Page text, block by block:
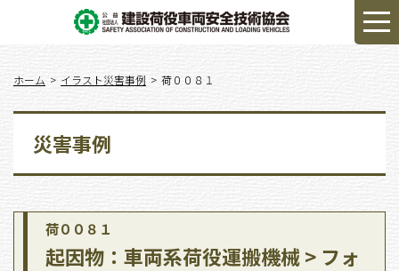
ホーム イラスト災害事例 荷００８１
災害事例
荷００８１
起因物：車両系荷役運搬機械 > フォ